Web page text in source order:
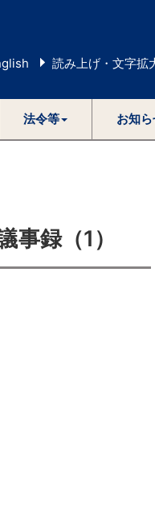
読み上げ・文字
法令等 お知
事録（1）